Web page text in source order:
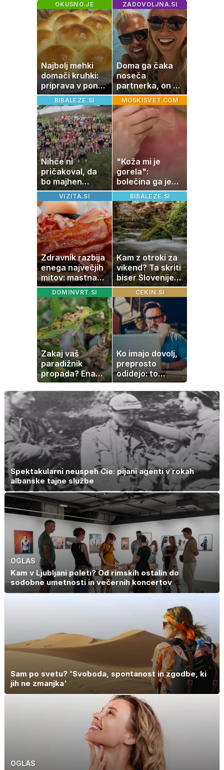
OKUSNO.JE
Najbolj mehki
domači kruhki:
priprava v ponvi
je trik za popoln
rezultat
ZADOVOLJNA.SI
Doma ga čaka
noseča
partnerka, on pa
dopustuje z
drugo
BIBALEZE.SI
Nihče ni
pričakoval, da
bo majhen
projekt postal
ena najlepših
zgodb Zasavja
MOSKISVET.COM
"Koža mi je
gorela":
bolečina ga je
priklenila na
posteljo
VIZITA.SI
Zdravnik razbija
enega največjih
mitov: mastna
jetra ne
nastanejo zaradi
slanine, temveč
zaradi živila, ki
ga imamo vsi
radi
BIBALEZE.SI
Kam z otroki za
vikend? Ta skriti
biser Slovenije
izgleda kot iz
pravljice
DOMINVRT.SI
Zakaj vaš
paradižnik
propada? Ena
napaka lahko
uniči rastline –
tako jih rešite
CEKIN.SI
Ko imajo dovolj,
preprosto
odidejo: to
znamenje
najpogosteje da
odpoved
Spektakularni neuspeh Cie: pijani agenti v rokah
albanske tajne službe
OGLAS
Kam v Ljubljani poleti? Od rimskih ostalin do
sodobne umetnosti in večernih koncertov
Sam po svetu? 'Svoboda, spontanost in zgodbe, ki
jih ne zmanjka'
OGLAS